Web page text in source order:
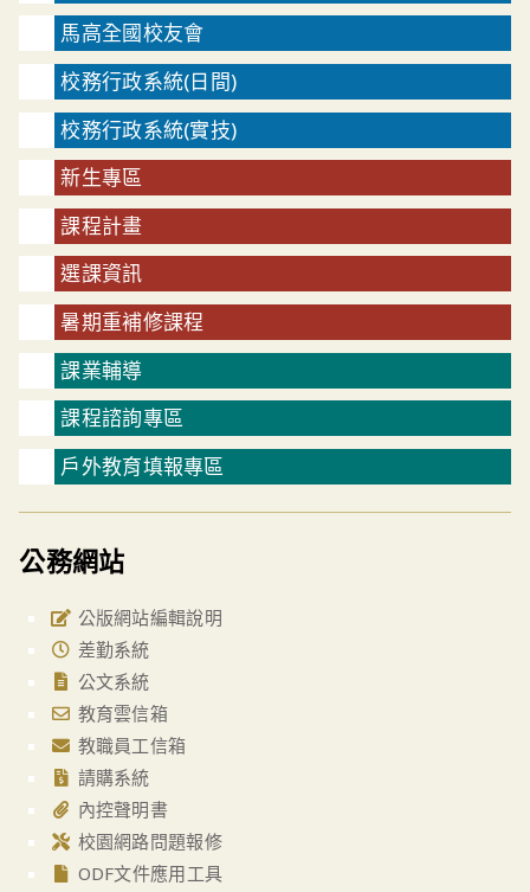
馬高全國校友會
校務行政系統(日間)
校務行政系統(實技)
新生專區
課程計畫
選課資訊
暑期重補修課程
課業輔導
課程諮詢專區
戶外教育填報專區
公務網站
公版網站編輯說明
差勤系統
公文系統
教育雲信箱
教職員工信箱
請購系統
內控聲明書
校園網路問題報修
ODF文件應用工具